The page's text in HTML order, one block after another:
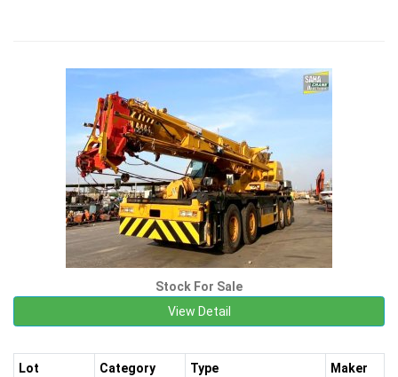
Stock For Sale
View Detail
Lot Category Type Maker